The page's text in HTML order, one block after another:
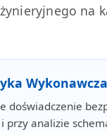
na
Wykonawcza
doświadczenie
przy analizie